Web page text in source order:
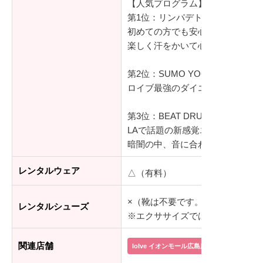
【人気プログラム】
第1位：リンパデトックスヨガ
初めての方でも安心して受講でき
楽しく汗をかいて心身リフレッシ
第2位：SUMO YOGA（相撲ヨガ
ロイブ最強のダイエットメソッ
第3位：BEAT DRUM DIET
LAで話題の新感覚エクササイズ
暗闇の中、音に合わせてスティッ
レンタルウェア △（有料）
レンタルシューズ
×（靴は不要です。レッスンは裸
※エクササイズでは、靴下が必要
関連店舗 loIve イオンモール広島府中店